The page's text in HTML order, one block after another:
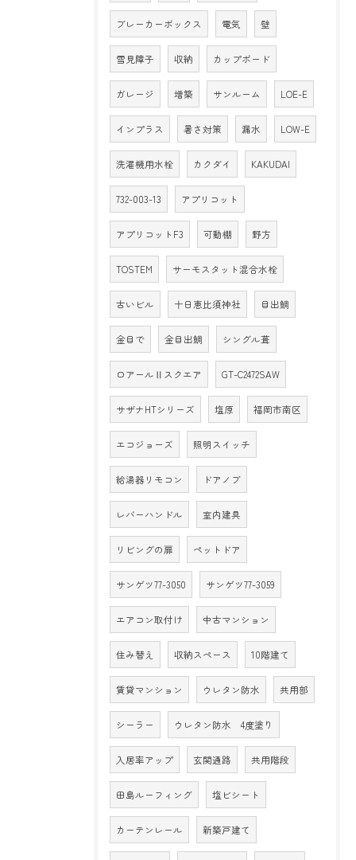
ブレーカーボックス 電気 壁
雪見障子 収納 カップボード
ガレージ 増築 サンルーム LOE-E
インプラス 暑さ対策 漏水 LOW-E
洗濯機用水栓 カクダイ KAKUDAI
732-003-13 アプリコット
アプリコットF3 可動棚 野方
TOSTEM サーモスタット混合水栓
古いビル 十日恵比須神社 目出鯛
金目で 金目出鯛 シングル葺
ロアールⅡスクエア GT-C2472SAW
サザナHTシリーズ 塩原 福岡市南区
エコジョーズ 照明スイッチ
給湯器リモコン ドアノブ
レバーハンドル 室内建具
リビングの扉 ペットドア
サンゲツ77-3050 サンゲツ77-3059
エアコン取付け 中古マンション
住み替え 収納スペース 10階建て
賃貸マンション ウレタン防水 共用部
シーラー ウレタン防水 4度塗り
入居率アップ 玄関通路 共用階段
田島ルーフィング 塩ビシート
カーテンレール 新築戸建て